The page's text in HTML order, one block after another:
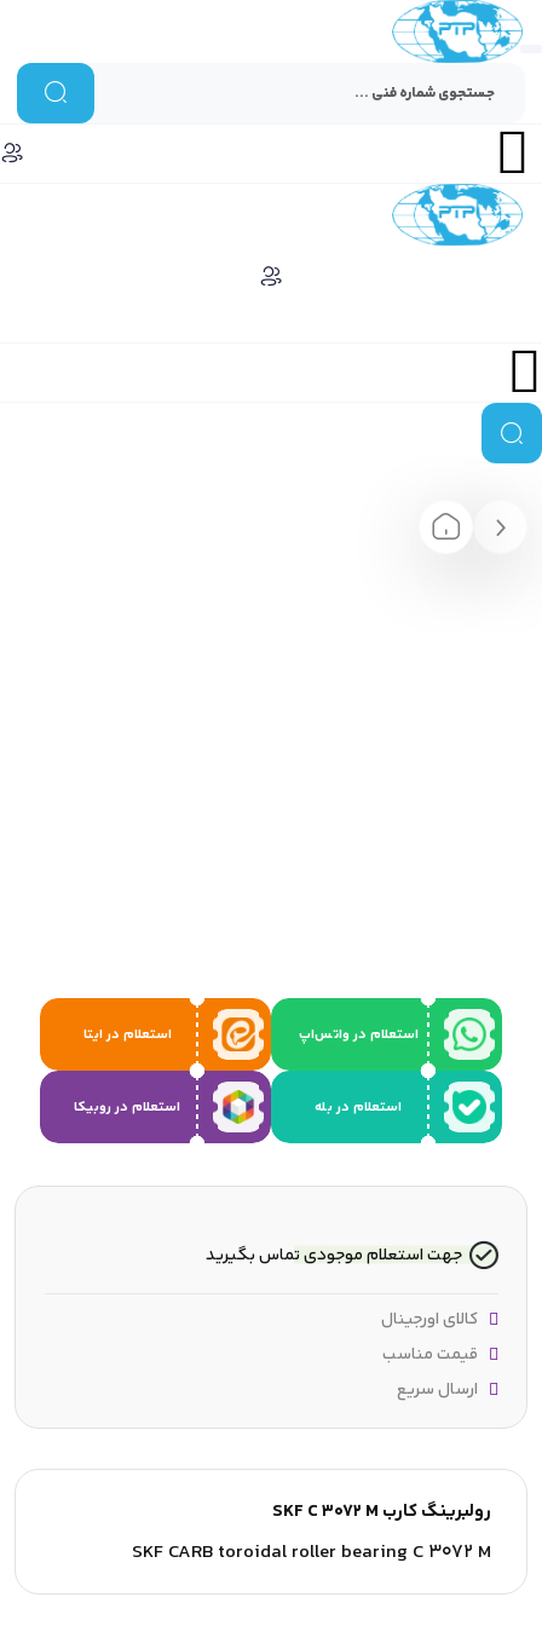
استعلام در واتس‌اپ استعلام در ایتا
استعلام در بله استعلام در روبیکا
رولبرینگ کارب SKF C 3072 M
SKF CARB toroidal roller bearing C 3072 M
جهت استعلام موجودی تماس بگیرید
کالای اورجینال
قیمت مناسب
ارسال سریع